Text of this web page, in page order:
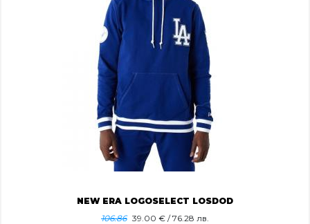
NEW ERA LOGOSELECT LOSDOD
106.86 39.00 € / 76.28 лв.